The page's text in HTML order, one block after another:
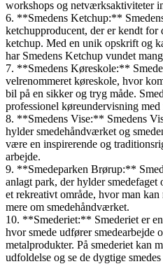
workshops og netværksaktiviteter
6. **Smedens Ketchup:**
ketchupproducent, der er kendt for
ketchup. Med en unik opskrift og
har Smedens Ketchup vundet
7. **Smedens Køreskole:**
velrenommeret køreskole, hvor
bil på en sikker og tryg måde.
professionel køreundervisning
8. **Smedens Vise:** Smedens
hylder smedehåndværket og
være en inspirerende og
arbejde.
9. **Smedeparken Brørup:**
anlagt park, der hylder
et rekreativt område, hvor man
mere om smedehåndværket.
10. **Smederiet:** Smederiet er
hvor smede udfører smedearbejde
metalprodukter. På smederiet kan
udfoldelse og se de dygtige